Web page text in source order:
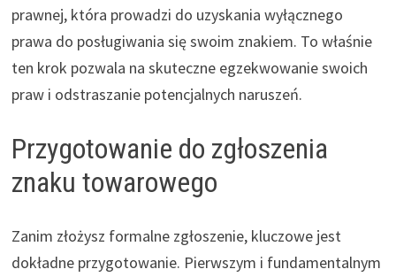
prawnej, która prowadzi do uzyskania wyłącznego
prawa do posługiwania się swoim znakiem. To właśnie
ten krok pozwala na skuteczne egzekwowanie swoich
praw i odstraszanie potencjalnych naruszeń.
Przygotowanie do zgłoszenia
znaku towarowego
Zanim złożysz formalne zgłoszenie, kluczowe jest
dokładne przygotowanie. Pierwszym i fundamentalnym